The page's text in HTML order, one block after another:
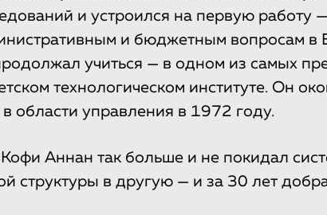
и устроился на первую работу —
и бюджетным вопросам в
учиться — в одном из самых
технологическом институте. Он
области управления в 1972 году.
Аннан так больше и не покидал
структуры в другую — и за 30 лет